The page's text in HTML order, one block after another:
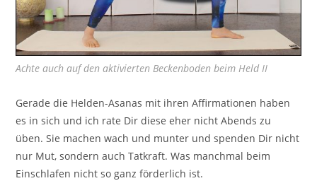
Achte auch auf den aktivierten Beckenboden beim Held II
Gerade die Helden-Asanas mit ihren Affirmationen haben
es in sich und ich rate Dir diese eher nicht Abends zu
üben. Sie machen wach und munter und spenden Dir nicht
nur Mut, sondern auch Tatkraft. Was manchmal beim
Einschlafen nicht so ganz förderlich ist.